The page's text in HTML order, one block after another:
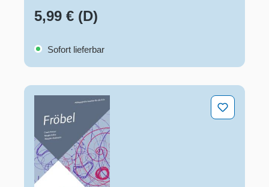
5,99 € (D)
Sofort lieferbar